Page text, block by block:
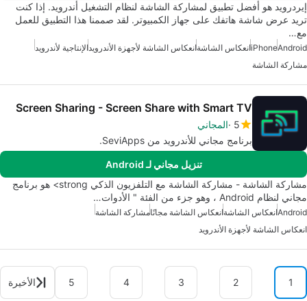
إيردرويد هو أفضل تطبيق لمشاركة الشاشة لنظام التشغيل أندرويد. إذا كنت
تريد عرض شاشة هاتفك على جهاز الكمبيوتر. لقد صممنا هذا التطبيق للعمل
مع…
Android
iPhoneانعكاس الشاشةانعكاس الشاشة لأجهزة الأندرويدالإنتاجية لأندرويد
مشاركة الشاشة
Screen Sharing - Screen Share with Smart TV
5 المجاني
برنامج مجاني للأندرويد من SeviApps.
تنزيل مجاني لـ Android
مشاركة الشاشة - مشاركة الشاشة مع التلفزيون الذكي strong> هو برنامج
مجاني لنظام Android ، وهو جزء من الفئة " الأدوات…
Androidانعكاس الشاشةانعكاس الشاشة مجانًامشاركة الشاشة
انعكاس الشاشة لأجهزة الأندرويد
1
2
3
4
5 الأخيرة